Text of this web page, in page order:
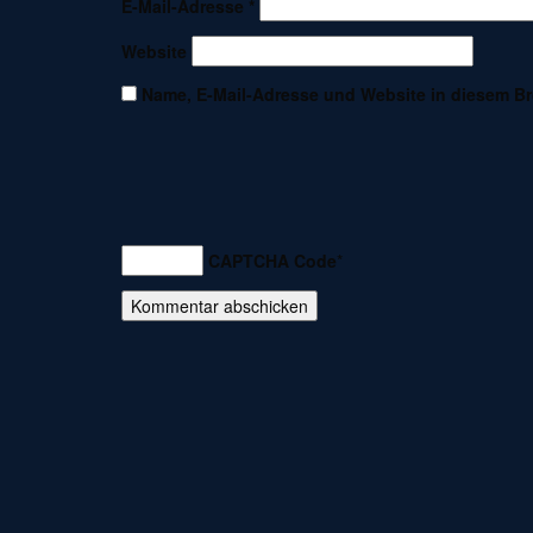
E-Mail-Adresse *
Website
Name, E-Mail-Adresse und Website in diesem
CAPTCHA Code*